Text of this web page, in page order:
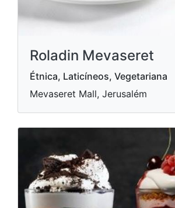
Roladin Mevaseret
Étnica, Laticíneos, Vegetariana
Mevaseret Mall, Jerusalém